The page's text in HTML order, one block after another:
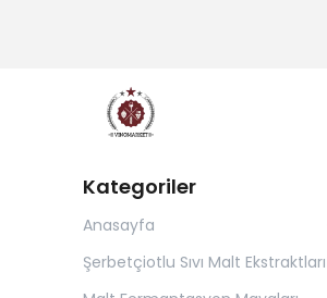
Kategoriler
Anasayfa
Şerbetçiotlu Sıvı Malt Ekstraktları